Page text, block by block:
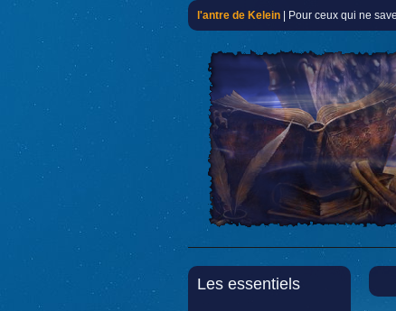
l'antre de Kelein | Pour ceux qui ne
Les essentiels